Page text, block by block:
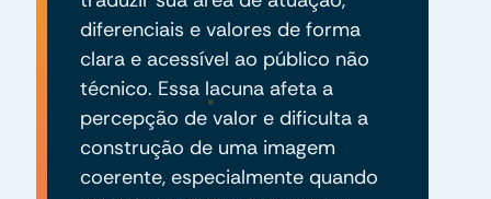
diferenciais e valores de forma
clara e acessível ao público não
técnico. Essa lacuna afeta a
percepção de valor e dificulta a
construção de uma imagem
coerente, especialmente quando